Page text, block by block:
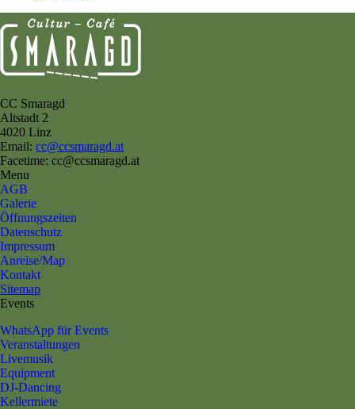
CC Smaragd
Altstadt 2
4020 Linz
Email: cc@ccsmaragd.at
Facetime: cc@ccsmaragd.at
Menu
AGB
Galerie
Öffnungszeiten
Datenschutz
Impressum
Anreise/Map
Kontakt
Sitemap
Events
WhatsApp für Events
Veranstaltungen
Livemusik
Equipment
DJ-Dancing
Kellermiete